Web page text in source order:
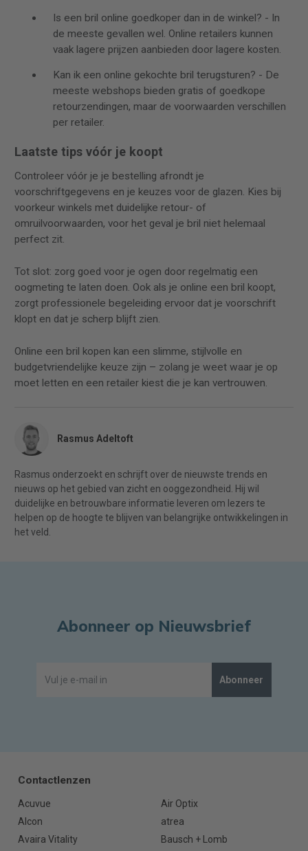
Is een bril online goedkoper dan in de winkel? - In
de meeste gevallen wel. Online retailers kunnen
vaak lagere prijzen aanbieden door lagere kosten.
Kan ik een online gekochte bril terugsturen? - De
meeste webshops bieden gratis of goedkope
retourzendingen, maar de voorwaarden verschillen
per retailer.
Laatste tips vóór je koopt
Controleer vóór je je bestelling afrondt je
voorschriftgegevens en je keuzes voor de glazen. Kies bij
voorkeur winkels met duidelijke retour- of
omruilvoorwaarden, voor het geval je bril niet helemaal
perfect zit.
Tot slot: zorg goed voor je ogen door regelmatig een
oogmeting te laten doen. Ook als je online een bril koopt,
zorgt professionele begeleiding ervoor dat je voorschrift
klopt en dat je scherp blijft zien.
Online een bril kopen kan een slimme, stijlvolle en
budgetvriendelijke keuze zijn – zolang je weet waar je op
moet letten en een retailer kiest die je kan vertrouwen.
Rasmus Adeltoft
Rasmus onderzoekt en schrijft over de nieuwste trends en
nieuws op het gebied van zicht en ooggezondheid. Hij wil
duidelijke en betrouwbare informatie leveren om lezers te
helpen op de hoogte te blijven van belangrijke ontwikkelingen in
het veld.
Abonneer op Nieuwsbrief
Abonneer
Contactlenzen
Acuvue
Air Optix
Alcon
atrea
Avaira Vitality
Bausch + Lomb